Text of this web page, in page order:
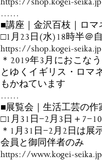
……
■講座｜金沢百枝｜ロ
□1月23日(水)18時半＠
https://shop.kogei-
＊2019年3月におこな
とゆくイギリス・ロマ
もかねています
……
■展覧会｜生活工芸の
□1月31日−2月3日＋
＊1月31日−2月2日は展
会員と御同伴者のみ
https://www.kogei-